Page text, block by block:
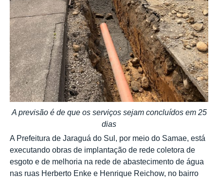
A previsão é de que os serviços sejam concluídos em 25
dias
A Prefeitura de Jaraguá do Sul, por meio do Samae, está
executando obras de implantação de rede coletora de
esgoto e de melhoria na rede de abastecimento de água
nas ruas Herberto Enke e Henrique Reichow, no bairro